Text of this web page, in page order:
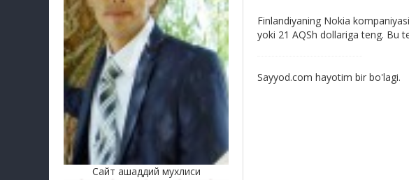
Сайт ашаддий мухлиси
Finlandiyaning Nokia
yoki 21 AQSh dollariga teng. Bu
Sayyod.com hayotim bir bo'lagi.